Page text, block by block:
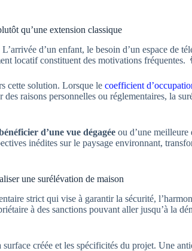
qu’une extension classique
d’un enfant, le besoin d’un espace de
locatif constituent des motivations fréquentes.
cette solution. Lorsque le coefficient
raisons personnelles ou réglementaires, la
d’une vue dégagée ou d’une
inédites sur le paysage environnant,
une surélévation de maison
strict qui vise à garantir la sécurité,
à des sanctions pouvant aller jusqu’à la
créée et les spécificités du projet. Une